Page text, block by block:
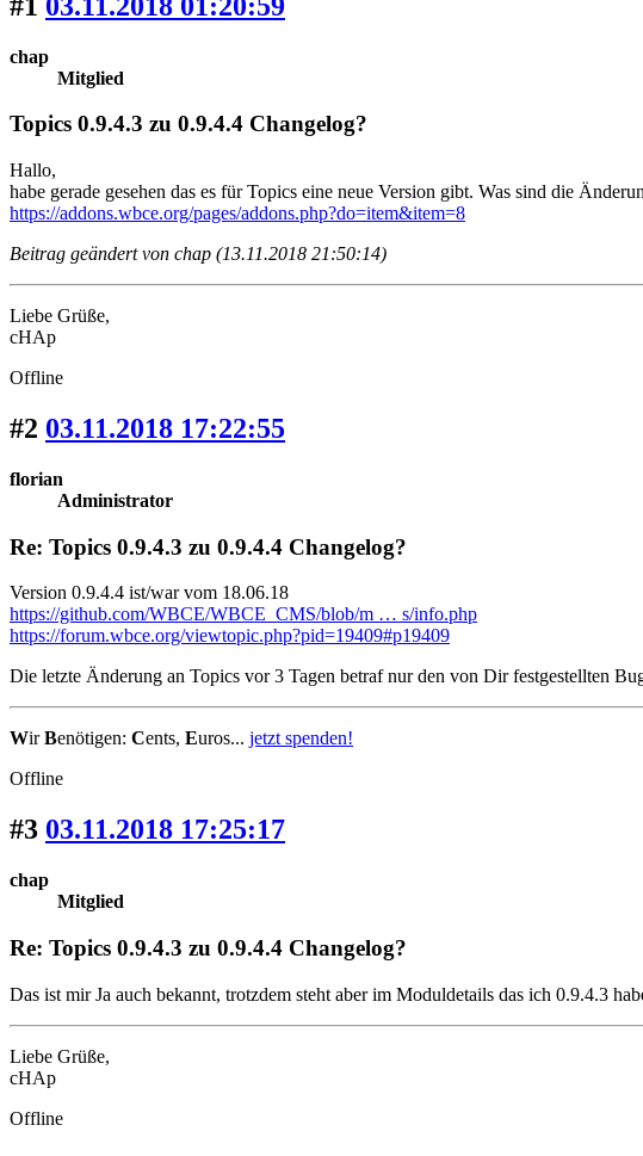
chap
Mitglied
Topics 0.9.4.3 zu 0.9.4.4 Changelog?
Hallo,
habe gerade gesehen das es für Topics eine neue Version gibt. Was sind die
https://addons.wbce.org/pages/addons.php?do=item&item=8
Beitrag geändert von chap (13.11.2018 21:50:14)
Liebe Grüße,
cHAp
Offline
#2 03.11.2018 17:22:55
florian
Administrator
Re: Topics 0.9.4.3 zu 0.9.4.4 Changelog?
Version 0.9.4.4 ist/war vom 18.06.18
https://github.com/WBCE/WBCE_CMS/blob/m … s/info.php
https://forum.wbce.org/viewtopic.php?pid=19409#p19409
Die letzte Änderung an Topics vor 3 Tagen betraf nur den von Dir festgestellten
WirBenötigen: Cents, Euros... jetzt spenden!
Offline
#3 03.11.2018 17:25:17
chap
Mitglied
Re: Topics 0.9.4.3 zu 0.9.4.4 Changelog?
Das ist mir Ja auch bekannt, trotzdem steht aber im Moduldetails das ich 0.9.4.3
Liebe Grüße,
cHAp
Offline